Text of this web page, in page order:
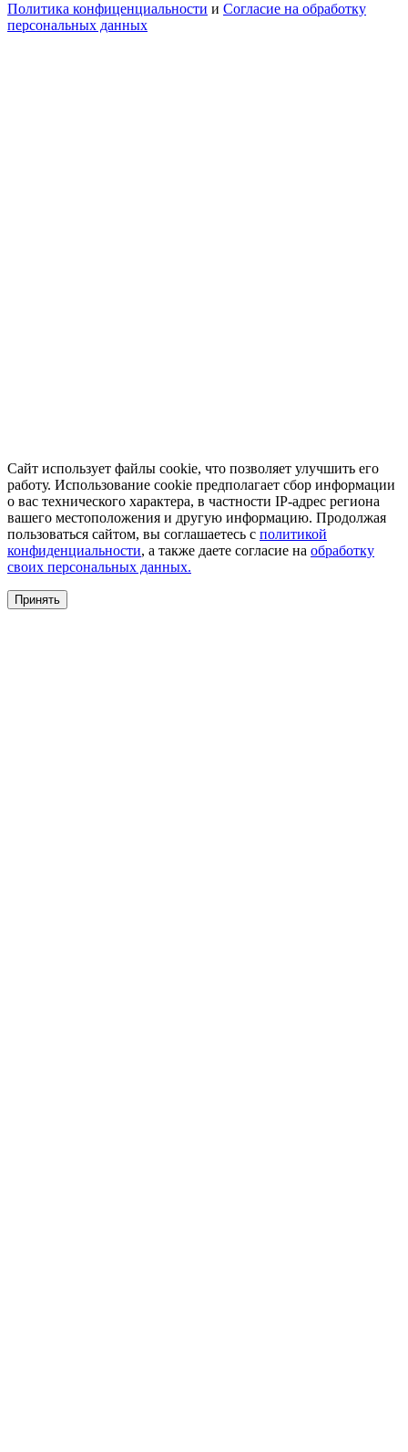
Политика конфиценциальности и Согласие на обработку
персональных данных
Сайт использует файлы cookie, что позволяет улучшить его
работу. Использование cookie предполагает сбор информации
о вас технического характера, в частности IP-адрес региона
вашего местоположения и другую информацию. Продолжая
пользоваться сайтом, вы соглашаетесь с политикой
конфиденциальности, а также даете согласие на обработку
своих персональных данных.
Принять